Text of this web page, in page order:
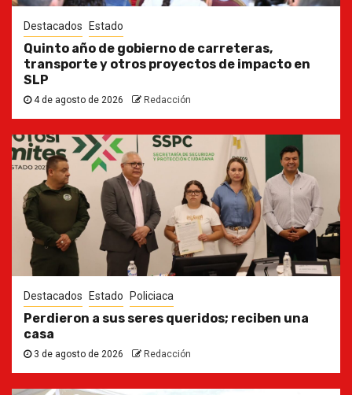
Destacados Estado
Quinto año de gobierno de carreteras,
transporte y otros proyectos de impacto en
SLP
4 de agosto de 2026 Redacción
Destacados Estado Policiaca
Perdieron a sus seres queridos; reciben una
casa
3 de agosto de 2026 Redacción